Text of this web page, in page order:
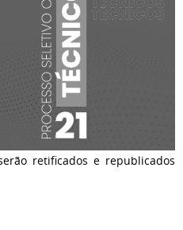
retificados e republicados